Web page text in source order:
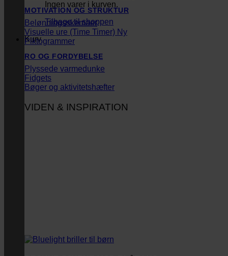
Ingen varer i kurven.
Tilbage til shoppen
Kurv
MOTIVATION OG STRUKTUR
Belønningsskemaer
Visuelle ure (Time Timer)
Piktogrammer
RO OG FORDYBELSE
Plyssede varmedunke
Fidgets
Bøger og aktivitetshæfter
VIDEN & INSPIRATION